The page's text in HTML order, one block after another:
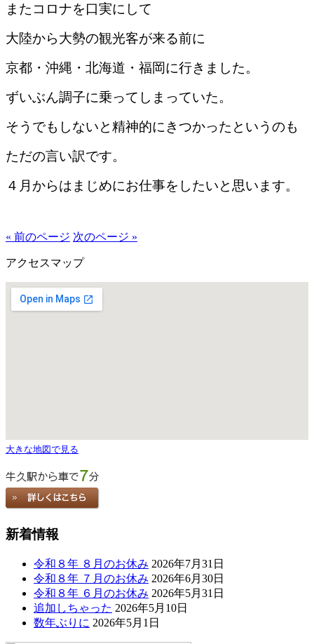
またコロナを口実にして
大陸から大勢の観光客が来る前に
京都・沖縄・北海道・福岡に行きました。
ずいぶん調子に乗ってしまっていた。
そうでもしないと精神的にきつかったというのも
ただの言い訳です。
４月からはまじめにお仕事をしたいと思います。
« 前のページ 次のページ »
アクセスマップ
大きな地図で見る
新着情報
令和８年 ８月のお休み 2026年7月31日
令和８年 ７月のお休み 2026年6月30日
令和８年 ６月のお休み 2026年5月31日
追加しちゃった 2026年5月10日
数年ぶりに 2026年5月1日